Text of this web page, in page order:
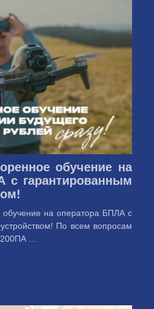
обучение на
с гарантированным
обучение на оператора БПЛА с
По всем вопросам
...